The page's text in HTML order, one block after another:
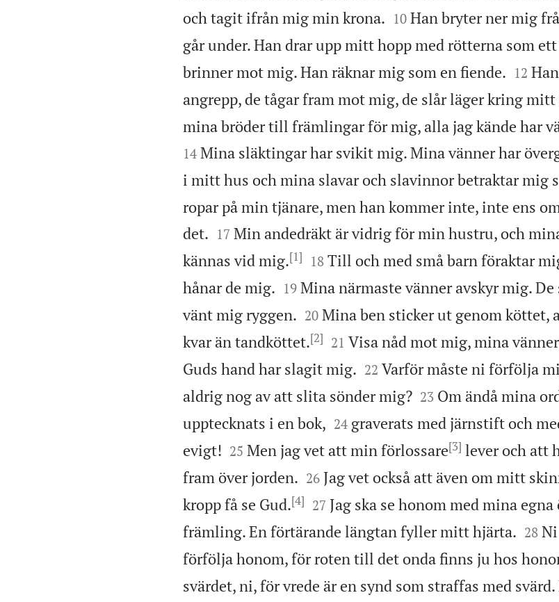
och tagit ifrån mig min krona.
10 Han bryter ner mig
går under. Han drar upp mitt hopp med rötterna som
brinner mot mig. Han räknar mig som en fiende.
12
angrepp, de tågar fram mot mig, de slår läger kring
mina bröder till främlingar för mig, alla jag kände har
14 Mina släktingar har svikit mig. Mina vänner har
i mitt hus och mina slavar och slavinnor betraktar mig
ropar på min tjänare, men han kommer inte, inte ens
det.
17 Min andedräkt är vidrig för min hustru, och
kännas vid mig.[1]
18 Till och med små barn föraktar
hånar de mig.
19 Mina närmaste vänner avskyr mig. De
vänt mig ryggen.
20 Mina ben sticker ut genom köttet,
kvar än tandköttet.[2]
21 Visa nåd mot mig, mina
Guds hand har slagit mig.
22 Varför måste ni förfölja
aldrig nog av att slita sönder mig?
23 Om ändå mina
upptecknats i en bok,
24 graverats med järnstift och
evigt!
25 Men jag vet att min förlossare[3] lever och att
fram över jorden.
26 Jag vet också att även om mitt
kropp få se Gud.[4]
27 Jag ska se honom med mina
främling. En förtärande längtan fyller mitt hjärta.
28
förfölja honom, för roten till det onda finns ju hos
svärdet, ni, för vrede är en synd som straffas med